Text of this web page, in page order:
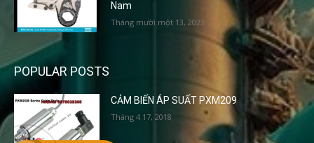
Nam
Tháng mười một 13, 2023
POPULAR POSTS
CẢM BIẾN ÁP SUẤT PXM209
Tháng 4 17, 2018